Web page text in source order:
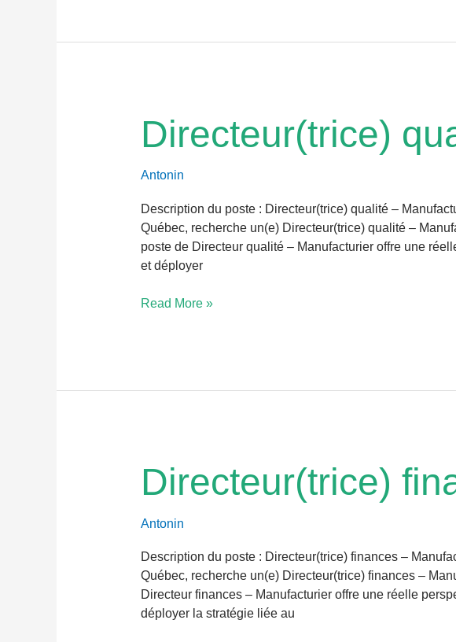
Directeur(trice)
Antonin
Description du poste : Directeur(trice) qualité –
Québec, recherche un(e) Directeur(trice) qualité –
poste de Directeur qualité – Manufacturier offre une
et déployer
Directeur(trice)
qualité
Manufacturier
Read More »
Directeur(trice)
Antonin
Description du poste : Directeur(trice) finances –
Québec, recherche un(e) Directeur(trice) finances –
Directeur finances – Manufacturier offre une réelle
déployer la stratégie liée au
Directeur(trice)
finances
Manufacturier